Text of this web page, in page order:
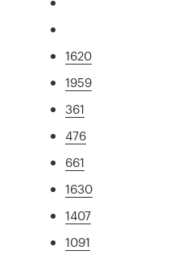
1620
1959
361
476
661
1630
1407
1091